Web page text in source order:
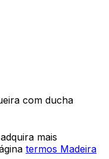
com ducha
mais
termos Madeira